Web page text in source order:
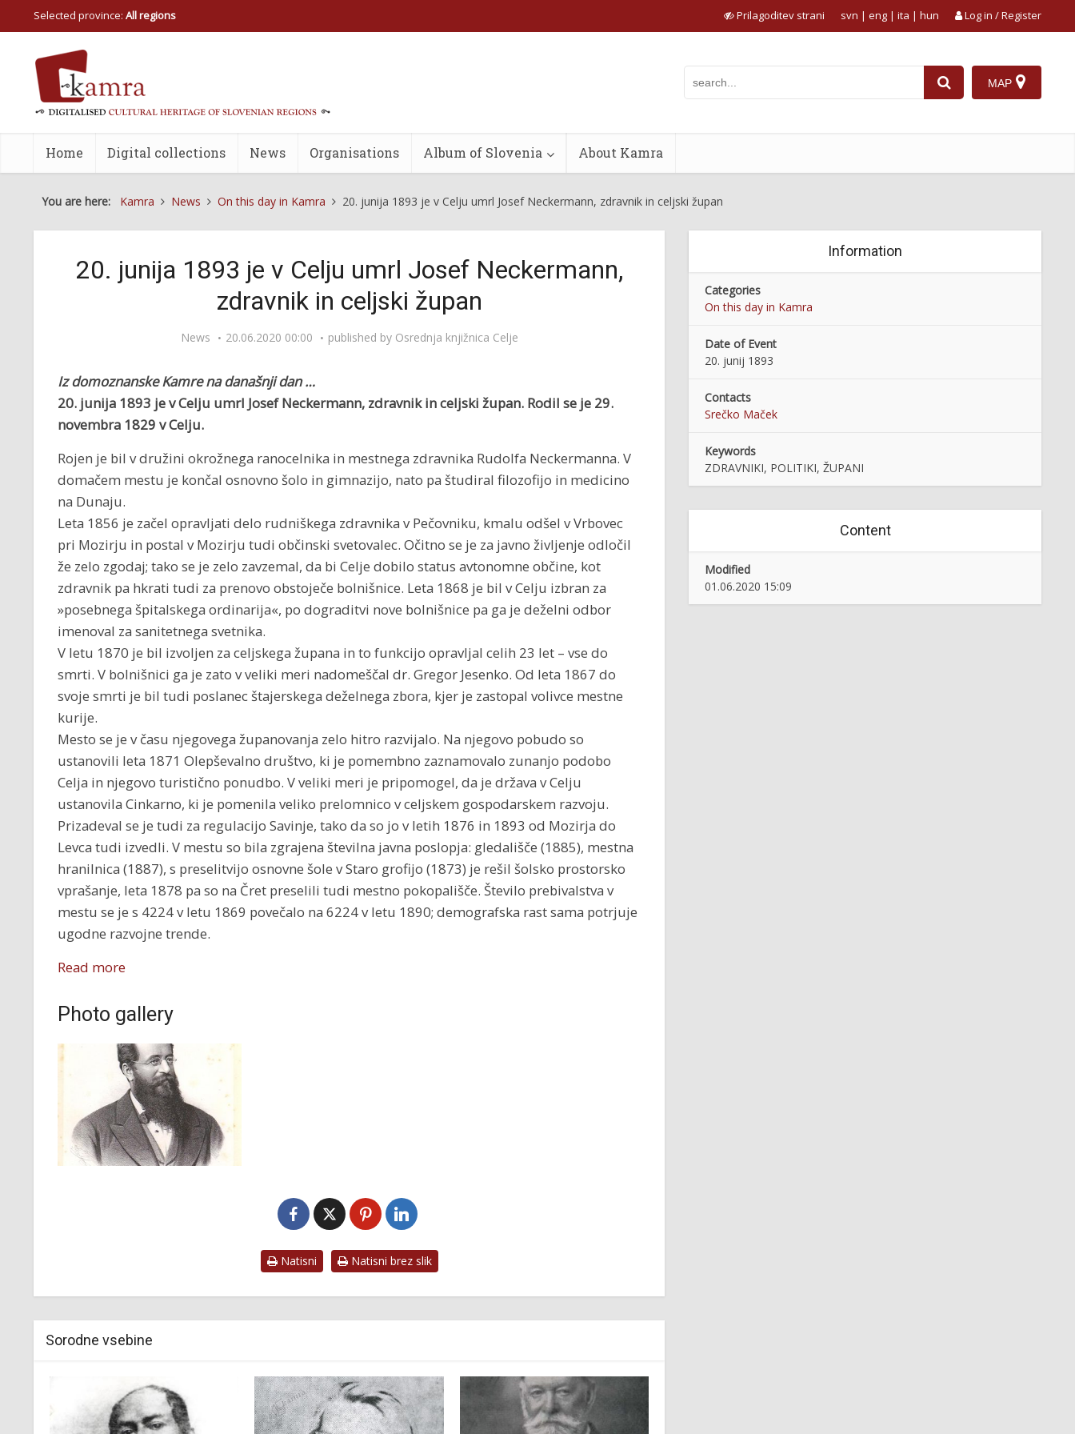
Selected province: All regions Prilagoditev strani Log in / Register
svn | eng | ita | hun
MAP
Home Digital collections News Organisations Album of Slovenia About Kamra
You are here: Kamra News On this day in Kamra 20. junija 1893 je v Celju umrl Josef Neckermann, zdravnik in celjski župan
20. junija 1893 je v Celju umrl Josef Neckermann,
zdravnik in celjski župan
News 20.06.2020 00:00 published by Osrednja knjižnica Celje
Iz domoznanske Kamre na današnji dan …
20. junija 1893 je v Celju umrl Josef Neckermann, zdravnik in celjski župan. Rodil se je 29.
novembra 1829 v Celju.
Rojen je bil v družini okrožnega ranocelnika in mestnega zdravnika Rudolfa Neckermanna. V
domačem mestu je končal osnovno šolo in gimnazijo, nato pa študiral filozofijo in medicino
na Dunaju.
Leta 1856 je začel opravljati delo rudniškega zdravnika v Pečovniku, kmalu odšel v Vrbovec
pri Mozirju in postal v Mozirju tudi občinski svetovalec. Očitno se je za javno življenje odločil
že zelo zgodaj; tako se je zelo zavzemal, da bi Celje dobilo status avtonomne občine, kot
zdravnik pa hkrati tudi za prenovo obstoječe bolnišnice. Leta 1868 je bil v Celju izbran za
»posebnega špitalskega ordinarija«, po dograditvi nove bolnišnice pa ga je deželni odbor
imenoval za sanitetnega svetnika.
V letu 1870 je bil izvoljen za celjskega župana in to funkcijo opravljal celih 23 let – vse do
smrti. V bolnišnici ga je zato v veliki meri nadomeščal dr. Gregor Jesenko. Od leta 1867 do
svoje smrti je bil tudi poslanec štajerskega deželnega zbora, kjer je zastopal volivce mestne
kurije.
Mesto se je v času njegovega županovanja zelo hitro razvijalo. Na njegovo pobudo so
ustanovili leta 1871 Olepševalno društvo, ki je pomembno zaznamovalo zunanjo podobo
Celja in njegovo turistično ponudbo. V veliki meri je pripomogel, da je država v Celju
ustanovila Cinkarno, ki je pomenila veliko prelomnico v celjskem gospodarskem razvoju.
Prizadeval se je tudi za regulacijo Savinje, tako da so jo v letih 1876 in 1893 od Mozirja do
Levca tudi izvedli. V mestu so bila zgrajena številna javna poslopja: gledališče (1885), mestna
hranilnica (1887), s preselitvijo osnovne šole v Staro grofijo (1873) je rešil šolsko prostorsko
vprašanje, leta 1878 pa so na Čret preselili tudi mestno pokopališče. Število prebivalstva v
mestu se je s 4224 v letu 1869 povečalo na 6224 v letu 1890; demografska rast sama potrjuje
ugodne razvojne trende.
Read more
Photo gallery
Natisni Natisni brez slik
Sorodne vsebine
Information
Categories
On this day in Kamra
Date of Event
20. junij 1893
Contacts
Srečko Maček
Keywords
ZDRAVNIKI, POLITIKI, ŽUPANI
Content
Modified
01.06.2020 15:09